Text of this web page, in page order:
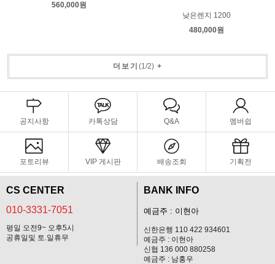
560,000원
낮은렌지 1200
480,000원
더보기 (1/2)+
공지사항 카톡상담 Q&A 멤버쉽
포토리뷰 VIP 게시판 배송조회 기획전
CS CENTER
010-3331-7051
평일 오전9~ 오후5시
공휴일및 토.일휴무
BANK INFO
예금주 : 이현아
신한은행 110 422 934601
예금주 : 이현아
신협 136 000 880258
예금주 : 남홍우